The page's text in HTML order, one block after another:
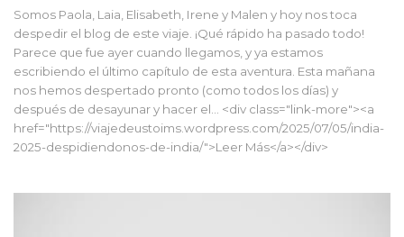
Somos Paola, Laia, Elisabeth, Irene y Malen y hoy nos toca
despedir el blog de este viaje. ¡Qué rápido ha pasado todo!
Parece que fue ayer cuando llegamos, y ya estamos
escribiendo el último capítulo de esta aventura. Esta mañana
nos hemos despertado pronto (como todos los días) y
después de desayunar y hacer el... <div class="link-more"><a
href="https://viajedeustoims.wordpress.com/2025/07/05/india-
2025-despidiendonos-de-india/">Leer Más</a></div>